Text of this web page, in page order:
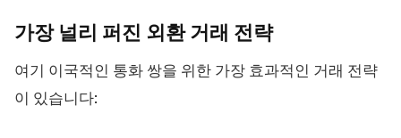
가장 널리 퍼진 외환 거래 전략
여기 이국적인 통화 쌍을 위한 가장 효과적인 거래 전략
이 있습니다: